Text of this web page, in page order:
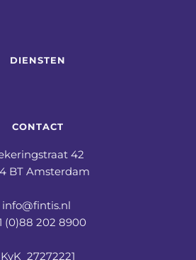
DIENSTEN
CONTACT
42
BT Amsterdam
info@fintis.nl
(0)88 202 8900
KvK  27272221